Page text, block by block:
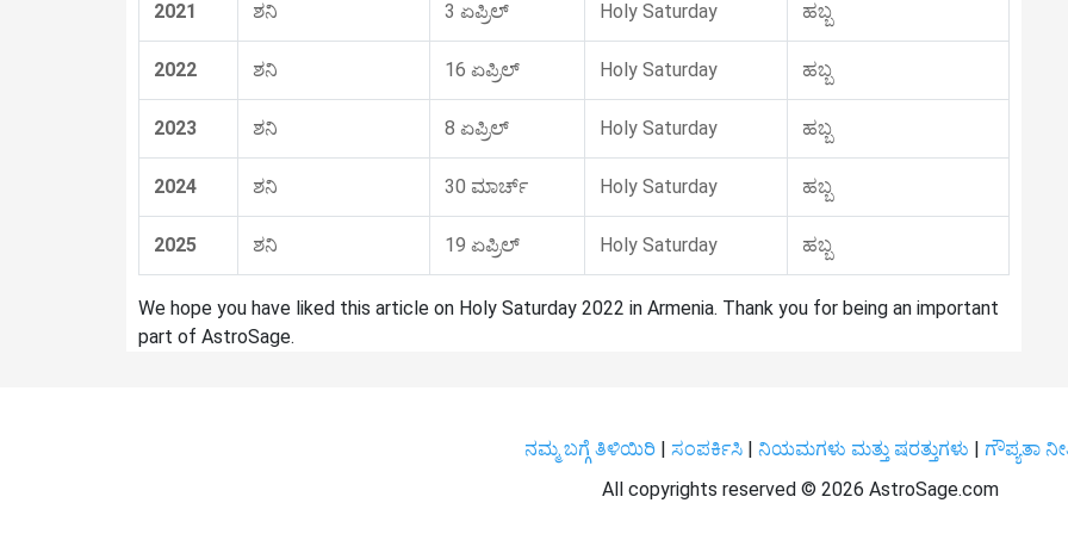
2021 ಶನಿ 3 ಏಪ್ರಿಲ್ Holy Saturday ಹಬ್ಬ
2022 ಶನಿ 16 ಏಪ್ರಿಲ್ Holy Saturday ಹಬ್ಬ
2023 ಶನಿ 8 ಏಪ್ರಿಲ್ Holy Saturday ಹಬ್ಬ
2024 ಶನಿ 30 ಮಾರ್ಚ್ Holy Saturday ಹಬ್ಬ
2025 ಶನಿ 19 ಏಪ್ರಿಲ್ Holy Saturday ಹಬ್ಬ
We hope you have liked this article on Holy Saturday 2022 in Armenia. Thank you for being an important
part of AstroSage.
ನಮ್ಮ ಬಗ್ಗೆ ತಿಳಿಯಿರಿ | ಸಂಪರ್ಕಿಸಿ | ನಿಯಮಗಳು ಮತ್ತು ಷರತ್ತುಗಳು | ಗೌಪ್ಯತಾ
All copyrights reserved ©2026 AstroSage.com